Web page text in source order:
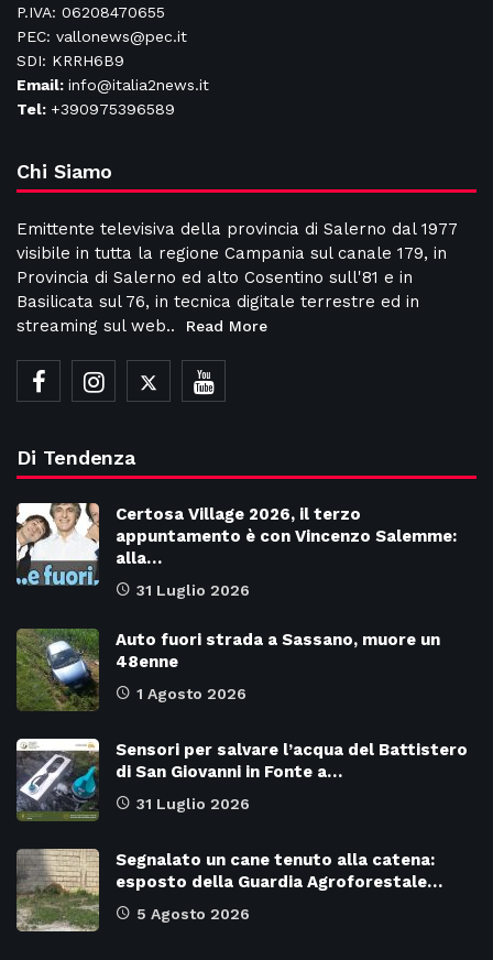
P.IVA: 06208470655
PEC: vallonews@pec.it
SDI: KRRH6B9
Email: info@italia2news.it
Tel: +390975396589
Chi Siamo
Emittente televisiva della provincia di Salerno dal 1977
visibile in tutta la regione Campania sul canale 179, in
Provincia di Salerno ed alto Cosentino sull'81 e in
Basilicata sul 76, in tecnica digitale terrestre ed in
streaming sul web..
Read More
Di Tendenza
Certosa Village 2026, il terzo
appuntamento è con Vincenzo Salemme:
alla…
31 Luglio 2026
Auto fuori strada a Sassano, muore un
48enne
1 Agosto 2026
Sensori per salvare l’acqua del Battistero
di San Giovanni in Fonte a…
31 Luglio 2026
Segnalato un cane tenuto alla catena:
esposto della Guardia Agroforestale…
5 Agosto 2026